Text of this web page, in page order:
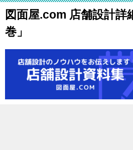
図面屋.com 店舗設計詳
巻」